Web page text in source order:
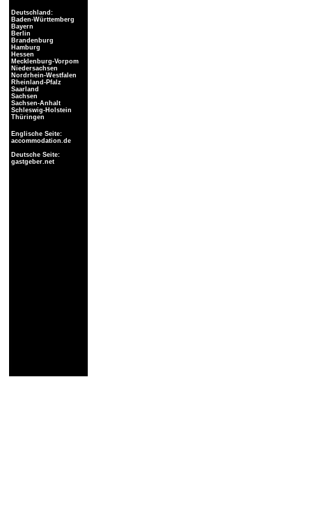
Deutschland:
Baden-Württemberg
Bayern
Berlin
Brandenburg
Hamburg
Hessen
Mecklenburg-Vorpom
Niedersachsen
Nordrhein-Westfalen
Rheinland-Pfalz
Saarland
Sachsen
Sachsen-Anhalt
Schleswig-Holstein
Thüringen
Englische Seite:
accommodation.de
Deutsche Seite:
gastgeber.net